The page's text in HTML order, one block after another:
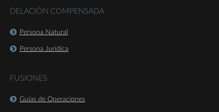
DELACIÓN COMPENSADA
Persona Natural
Persona Jurídica
FUSIONES
Guías de Operaciones